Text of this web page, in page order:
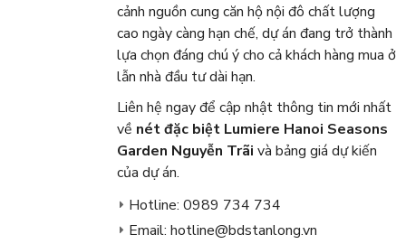
cảnh nguồn cung căn hộ nội đô chất lượng
cao ngày càng hạn chế, dự án đang trở thành
lựa chọn đáng chú ý cho cả khách hàng mua ở
lẫn nhà đầu tư dài hạn.
Liên hệ ngay để cập nhật thông tin mới nhất
về nét đặc biệt Lumiere Hanoi Seasons
Garden Nguyễn Trãi và bảng giá dự kiến
của dự án.
Hotline: 0989 734 734
Email: hotline@bdstanlong.vn